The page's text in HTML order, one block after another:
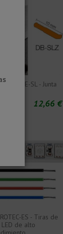
SL - Junta
12,66 €
ES - Tiras de
de alto